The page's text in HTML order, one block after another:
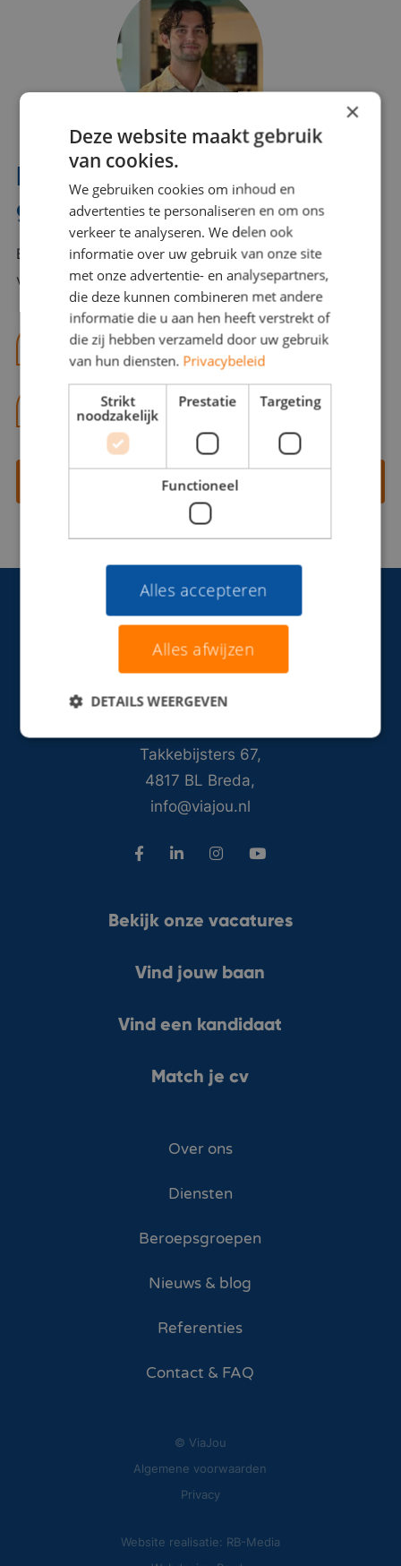
Interesse? Benno helpt je
graag verder!
Bel of mail Benno met al jouw vragen. Benno staat
voor je klaar en helpt je graag!
benno@viajou.nl
06 13 28 62 71
Contact opnemen
Takkebijsters 67,
4817 BL Breda,
info@viajou.nl
Bekijk onze vacatures
Vind jouw baan
Vind een kandidaat
Match je cv
Over ons
Diensten
Beroepsgroepen
Nieuws & blog
Referenties
Contact & FAQ
© ViaJou
Algemene voorwaarden
Privacy
Website realisatie: RB-Media
×
Deze website maakt gebruik
van cookies.
We gebruiken cookies om inhoud en
advertenties te personaliseren en om ons
verkeer te analyseren. We delen ook
informatie over uw gebruik van onze site
met onze advertentie- en analysepartners,
die deze kunnen combineren met andere
informatie die u aan hen heeft verstrekt of
die zij hebben verzameld door uw gebruik
van hun diensten. Privacybeleid
Strikt
noodzakelijk
Prestatie Targeting
Functioneel
Alles accepteren
Alles afwijzen
DETAILS WEERGEVEN